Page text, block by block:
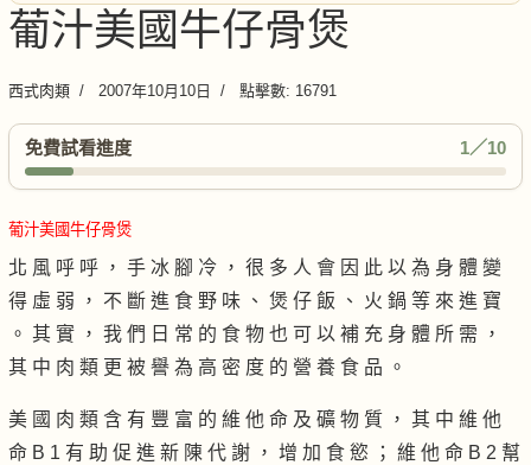
葡汁美國牛仔骨煲
西式肉類 2007年10月10日 點擊數: 16791
免費試看進度 1／10
葡汁美國牛仔骨煲
北 風 呼 呼 ， 手 冰 腳 冷 ， 很 多 人 會 因 此 以 為 身 體 變
得 虛 弱 ， 不 斷 進 食 野 味 、 煲 仔 飯 、 火 鍋 等 來 進 寶
。 其 實 ， 我 們 日 常 的 食 物 也 可 以 補 充 身 體 所 需 ，
其 中 肉 類 更 被 譽 為 高 密 度 的 營 養 食 品 。
美 國 肉 類 含 有 豐 富 的 維 他 命 及 礦 物 質 ， 其 中 維 他
命 B 1 有 助 促 進 新 陳 代 謝 ， 增 加 食 慾 ； 維 他 命 B 2 幫